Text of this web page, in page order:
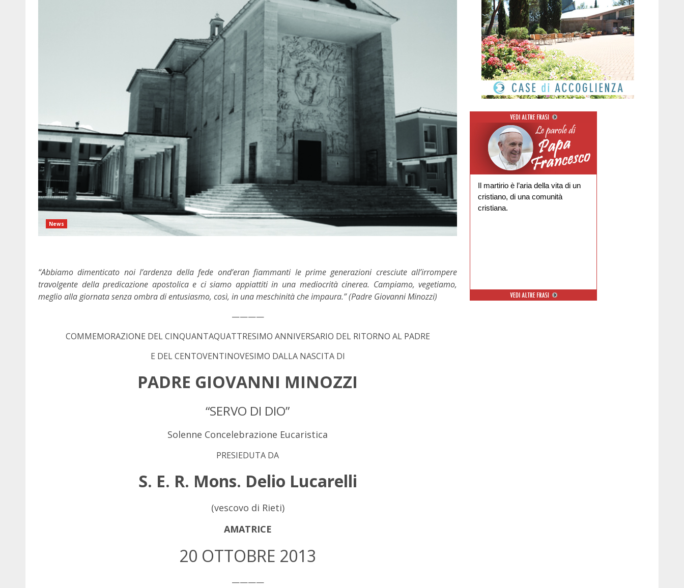
News
“Abbiamo dimenticato noi l’ardenza della fede ond’eran fiammanti le prime generazioni cresciute all’irrompere
travolgente della predicazione apostolica e ci siamo appiattiti in una mediocrità cinerea. Campiamo, vegetiamo,
meglio alla giornata senza ombra di entusiasmo, così, in una meschinità che impaura.” (Padre Giovanni Minozzi)
————
COMMEMORAZIONE DEL CINQUANTAQUATTRESIMO ANNIVERSARIO DEL RITORNO AL PADRE
E DEL CENTOVENTINOVESIMO DALLA NASCITA DI
PADRE GIOVANNI MINOZZI
“SERVO DI DIO”
Solenne Concelebrazione Eucaristica
PRESIEDUTA DA
S. E. R. Mons. Delio Lucarelli
(vescovo di Rieti)
AMATRICE
20 OTTOBRE 2013
————
Il martirio è l’aria della vita di un
cristiano, di una comunità
cristiana.